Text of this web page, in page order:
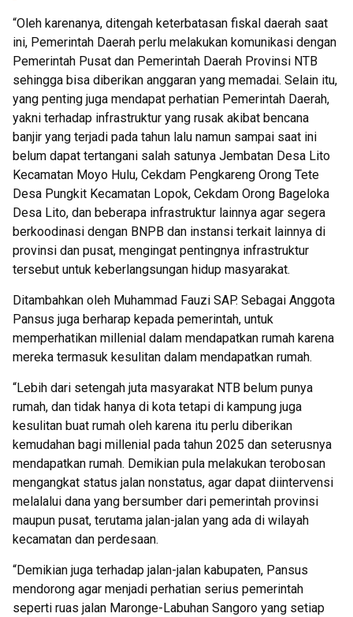
“Oleh karenanya, ditengah keterbatasan fiskal daerah saat
ini, Pemerintah Daerah perlu melakukan komunikasi dengan
Pemerintah Pusat dan Pemerintah Daerah Provinsi NTB
sehingga bisa diberikan anggaran yang memadai. Selain itu,
yang penting juga mendapat perhatian Pemerintah Daerah,
yakni terhadap infrastruktur yang rusak akibat bencana
banjir yang terjadi pada tahun lalu namun sampai saat ini
belum dapat tertangani salah satunya Jembatan Desa Lito
Kecamatan Moyo Hulu, Cekdam Pengkareng Orong Tete
Desa Pungkit Kecamatan Lopok, Cekdam Orong Bageloka
Desa Lito, dan beberapa infrastruktur lainnya agar segera
berkoodinasi dengan BNPB dan instansi terkait lainnya di
provinsi dan pusat, mengingat pentingnya infrastruktur
tersebut untuk keberlangsungan hidup masyarakat.
Ditambahkan oleh Muhammad Fauzi SAP. Sebagai Anggota
Pansus juga berharap kepada pemerintah, untuk
memperhatikan millenial dalam mendapatkan rumah karena
mereka termasuk kesulitan dalam mendapatkan rumah.
“Lebih dari setengah juta masyarakat NTB belum punya
rumah, dan tidak hanya di kota tetapi di kampung juga
kesulitan buat rumah oleh karena itu perlu diberikan
kemudahan bagi millenial pada tahun 2025 dan seterusnya
mendapatkan rumah. Demikian pula melakukan terobosan
mengangkat status jalan nonstatus, agar dapat diintervensi
melalalui dana yang bersumber dari pemerintah provinsi
maupun pusat, terutama jalan-jalan yang ada di wilayah
kecamatan dan perdesaan.
“Demikian juga terhadap jalan-jalan kabupaten, Pansus
mendorong agar menjadi perhatian serius pemerintah
seperti ruas jalan Maronge-Labuhan Sangoro yang setiap